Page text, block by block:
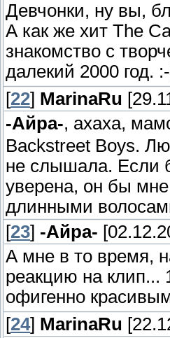
Девчонки, ну вы,
А как же хит The
знакомство с
далекий 2000 год.
[22] MarinaRu
-Айра-, ахаха,
Backstreet Boys.
не слышала. Если
уверена, он бы
длинными
[23] -Айра-
А мне в то время,
реакцию на клип...
офигенно
[24] MarinaRu